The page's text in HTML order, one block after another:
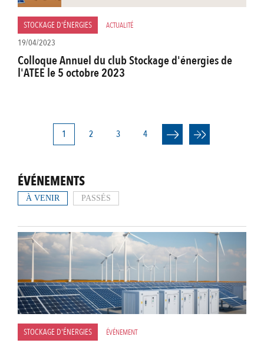
STOCKAGE D'ÉNERGIES ACTUALITÉ
19/04/2023
Colloque Annuel du club Stockage d'énergies de
l'ATEE le 5 octobre 2023
PAGINATIONPage
courante
1 Page
2 Page
3 Page
4
ÉVÉNEMENTS
À VENIR PASSÉS
STOCKAGE D'ÉNERGIES ÉVÉNEMENT